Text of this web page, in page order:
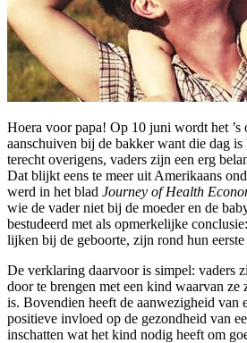
Hoera voor papa! Op 10 juni wordt het ’s
aanschuiven bij de bakker want die dag is
terecht overigens, vaders zijn een erg
Dat blijkt eens te meer uit Amerikaans
werd in het blad Journey of Health
wie de vader niet bij de moeder en de
bestudeerd met als opmerkelijke
lijken bij de geboorte, zijn rond hun eerste
De verklaring daarvoor is simpel: vaders
door te brengen met een kind waarvan ze
is. Bovendien heeft de aanwezigheid van
positieve invloed op de gezondheid van
inschatten wat het kind nodig heeft om